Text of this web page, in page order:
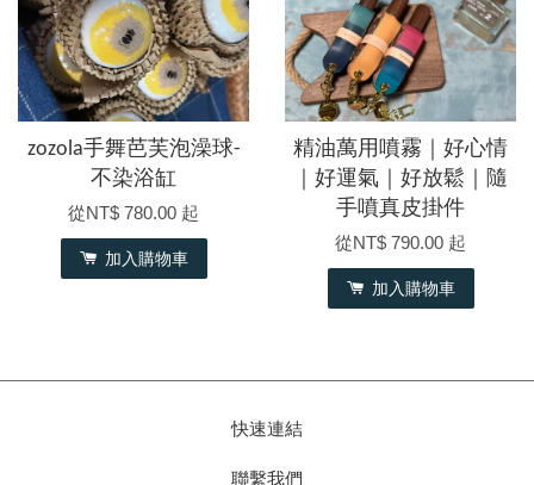
zozola手舞芭芙泡澡球-
不染浴缸
從NT$ 780.00 起
加入購物車
精油萬用噴霧｜好心情
｜好運氣｜好放鬆｜隨
手噴真皮掛件
從NT$ 790.00 起
加入購物車
快速連結
聯繫我們